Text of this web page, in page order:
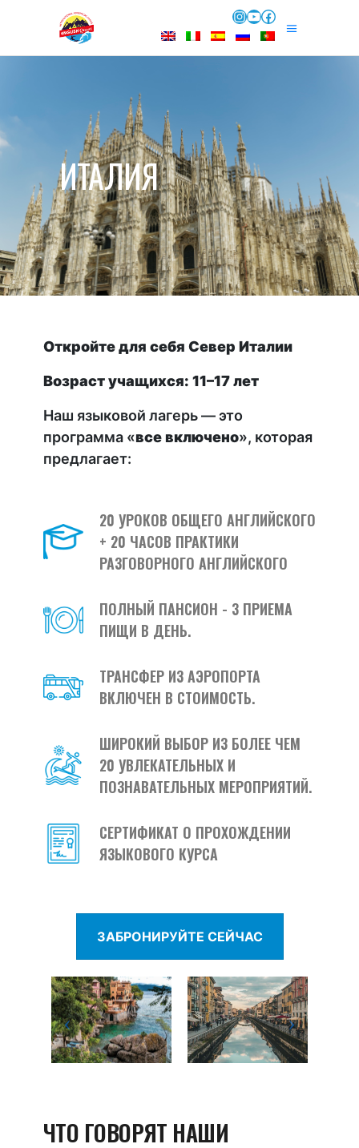
Instagram
YouTube
Facebook
ИТАЛИЯ
Откройте для себя Север Италии
Возраст учащихся: 11–17 лет
Наш языковой лагерь — это
программа «все включено», которая
предлагает:
20 УРОКОВ ОБЩЕГО АНГЛИЙСКОГО
+ 20 ЧАСОВ ПРАКТИКИ
РАЗГОВОРНОГО АНГЛИЙСКОГО
ПОЛНЫЙ ПАНСИОН - 3 ПРИЕМА
ПИЩИ В ДЕНЬ.
ТРАНСФЕР ИЗ АЭРОПОРТА
ВКЛЮЧЕН В СТОИМОСТЬ.
ШИРОКИЙ ВЫБОР ИЗ БОЛЕЕ ЧЕМ
20 УВЛЕКАТЕЛЬНЫХ И
ПОЗНАВАТЕЛЬНЫХ МЕРОПРИЯТИЙ.
СЕРТИФИКАТ О ПРОХОЖДЕНИИ
ЯЗЫКОВОГО КУРСА
ЗАБРОНИРУЙТЕ СЕЙЧАС
ЧТО ГОВОРЯТ НАШИ